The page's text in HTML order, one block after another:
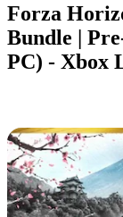
Forza
Bundle |
PC) - Xbox